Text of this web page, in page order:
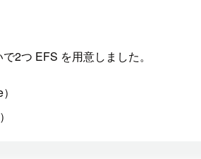
2つ EFS を用意しました。